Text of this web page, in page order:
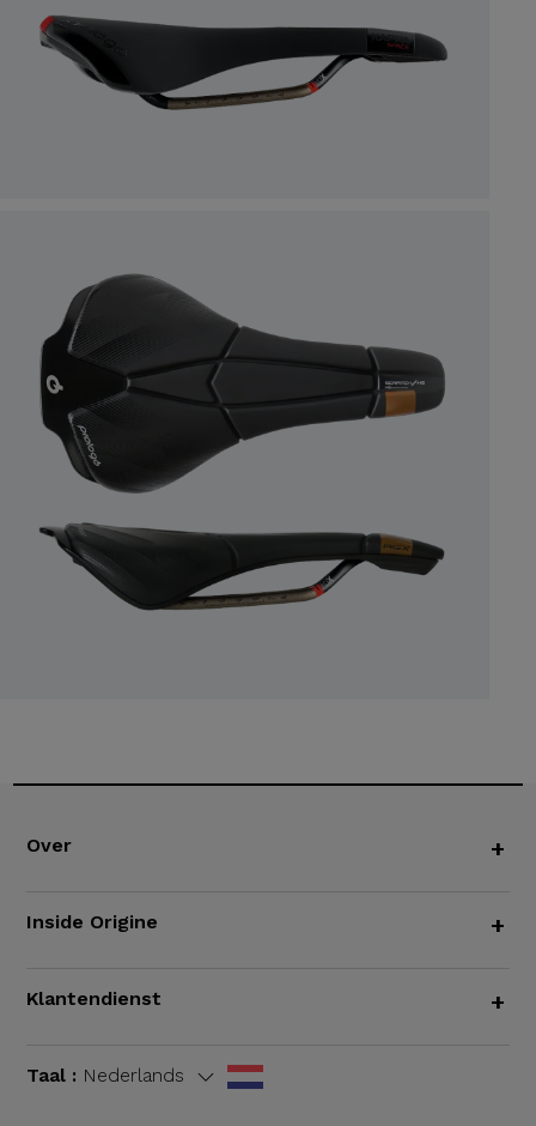
Over +
Inside Origine +
Klantendienst +
Taal : Nederlands